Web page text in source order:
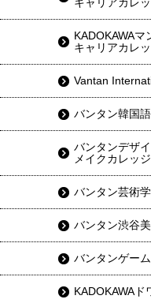
KADOKAWAマ
キャリアカレ
Vantan
バンタン韓国
バンタンデザ
メイクカレッ
バンタン芸術
バンタン渋谷
バンタンゲー
KADOKAWA